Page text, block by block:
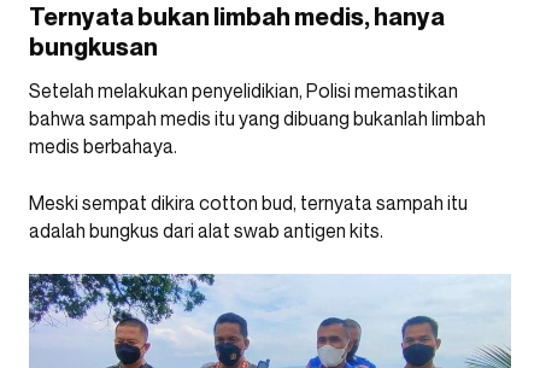
Ternyata bukan limbah medis, hanya
bungkusan
Setelah melakukan penyelidikian, Polisi memastikan
bahwa sampah medis itu yang dibuang bukanlah limbah
medis berbahaya.
Meski sempat dikira cotton bud, ternyata sampah itu
adalah bungkus dari alat swab antigen kits.